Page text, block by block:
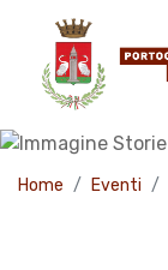
Home Eventi